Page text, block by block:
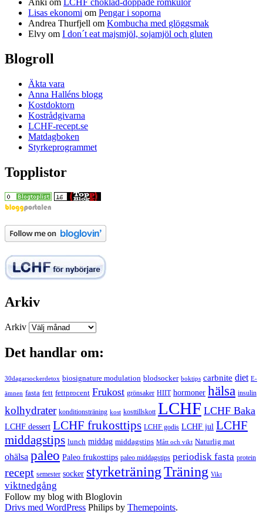
Anki om LCHF choklad-doppade romkulor
Lisas ekonomi om Pengar i soporna
Andrea Thurfjell om Kombucha med glöggsmak
Elvy om I don´t eat majsmjöl, sojamjöl och gluten
Blogroll
Äkta vara
Anna Halléns blogg
Kostdoktorn
Kostrådgivarna
LCHF-recept.se
Matdagboken
Styrkeprogrammet
Topplistor
Arkiv
Arkiv
Det handlar om:
30dagarsockerdetox biosignature modulation blodsocker boktips carbnite diet E-
ämnen fasta fett fettprocent Frukost grönsaker HIIT hormoner hälsa insulin
kolhydrater konditionsträning kost kosttillskott LCHF LCHF Baka
LCHF dessert LCHF frukosttips LCHF godis LCHF jul LCHF
middagstips lunch middag middagstips Mått och vikt Naturlig mat
ohälsa paleo Paleo frukosttips paleo middagstips periodisk fasta protein
recept semester socker styrketräningTräning Vikt
viktnedgång
Follow my blog with Bloglovin
Drivs med WordPress Philips by Themepoints.